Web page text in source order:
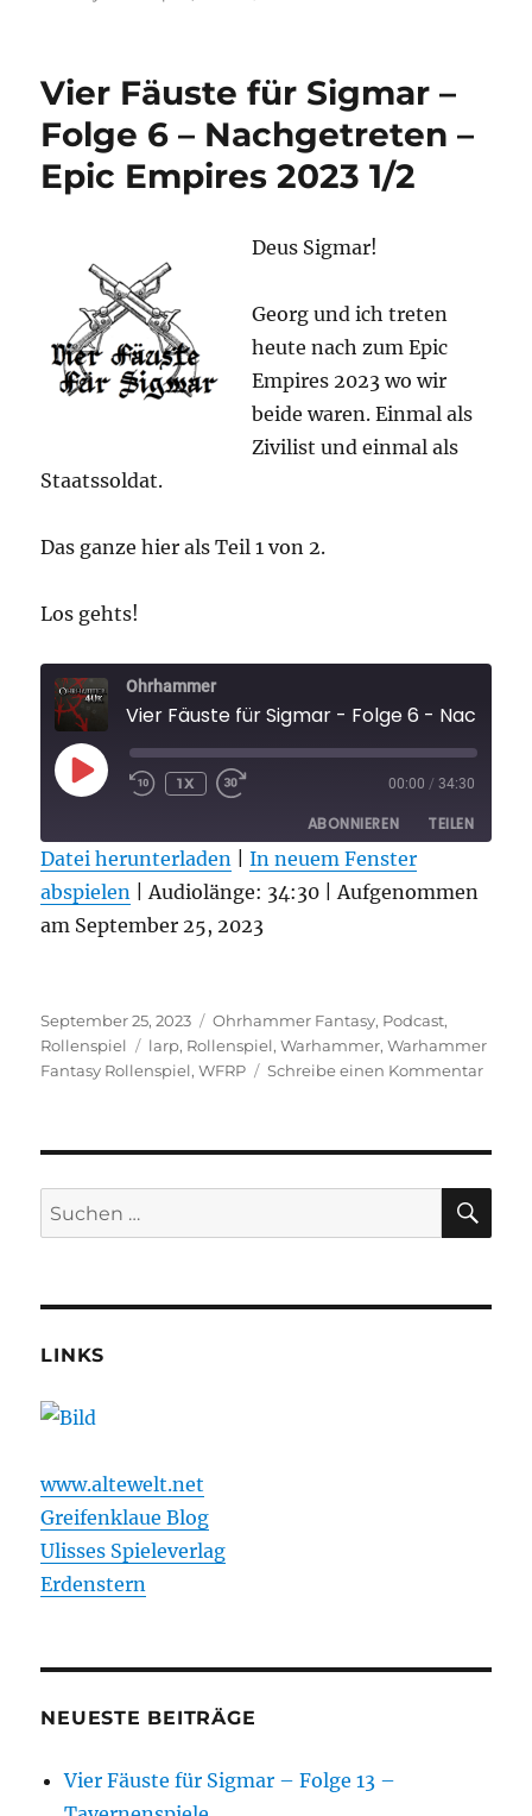
Vier Fäuste für Sigmar –
Folge 6 – Nachgetreten –
Epic Empires 2023 1/2
Deus Sigmar!
Georg und ich treten
heute nach zum Epic
Empires 2023 wo wir
beide waren. Einmal als
Zivilist und einmal als
Staatssoldat.
Das ganze hier als Teil 1 von 2.
Los gehts!
Ohrhammer
PLAY
EPISODE
1X 00:00 / 34:30
ABONNIEREN TEILEN
RSS FEED
TEILEN
LINK
Datei herunterladen |In neuem Fenster
abspielen |Audiolänge: 34:30 |Aufgenommen
am September 25, 2023
Veröffentlicht
am
September 25, 2023 Kategorien
Ohrhammer Fantasy, Podcast,
Rollenspiel
Schlagwörter
larp, Rollenspiel,Warhammer,Warhammer
Fantasy Rollenspiel,WFRP Schreibe einen Kommentarzu
–
6
Suchen
nach:
LINKS
www.altewelt.net
Greifenklaue Blog
Ulisses Spieleverlag
Erdenstern
NEUESTE BEITRÄGE
Vier Fäuste für Sigmar – Folge 13 –